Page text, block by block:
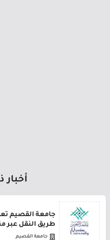
طريق النقل عبر
جامعة القصيم